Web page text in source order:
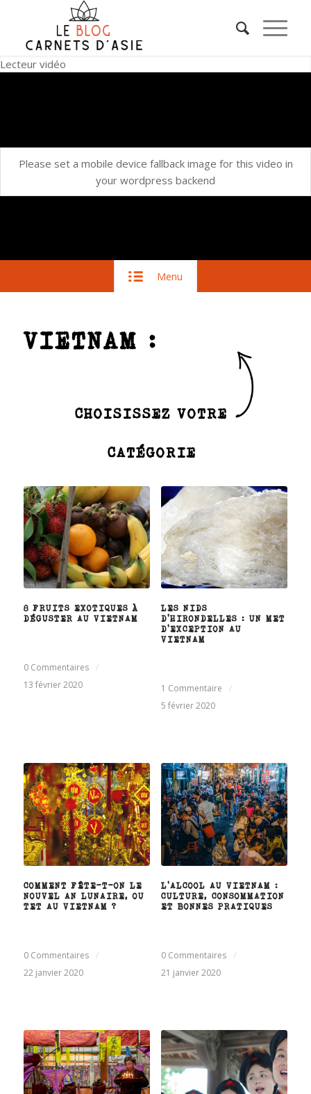
Lecteur vidéo
Please set a mobile device fallback image for this video in
your wordpress backend
Menu
VIETNAM :
CHOISISSEZ VOTRE
CATÉGORIE
8 FRUITS EXOTIQUES À
DÉGUSTER AU VIETNAM
0 Commentaires
/
13 février 2020
LES NIDS
D’HIRONDELLES : UN MET
D’EXCEPTION AU
VIETNAM
1 Commentaire
/
5 février 2020
COMMENT FÊTE-T-ON LE
NOUVEL AN LUNAIRE, OU
TET AU VIETNAM ?
0 Commentaires
/
22 janvier 2020
L’ALCOOL AU VIETNAM :
CULTURE, CONSOMMATION
ET BONNES PRATIQUES
0 Commentaires
/
21 janvier 2020